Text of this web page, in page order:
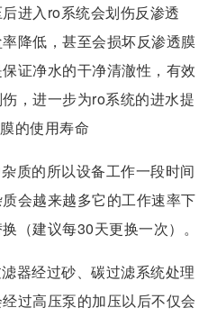
进入ro系统会划伤反渗透
降低，甚至会损坏反渗透膜
证净水的干净清澈性，有效
，进一步为ro系统的进水提
的使用寿命
质的所以设备工作一段时间
会越来越多它的工作速率下
（建议每30天更换一次）。
器经过砂、碳过滤系统处理
过高压泵的加压以后不仅会